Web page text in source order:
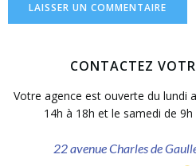
CONTACTEZ
Votre agence est ouverte du lundi
14h à 18h et le samedi de
22 avenue Charles de